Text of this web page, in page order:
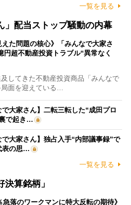
一覧を見る
」配当ストップ騒動の内幕
えた問題の核心》「みんなで大家さ
円超不動産投資トラブル“異常なく
してきた不動産投資商品「みんなで
面を迎えている…
で大家さん】二転三転した“成田プロ
で起き…
で大家さん】独占入手“内部議事録”で
表の思…
一覧を見る
算銘柄」
急落のワークマンに特大反転の期待》